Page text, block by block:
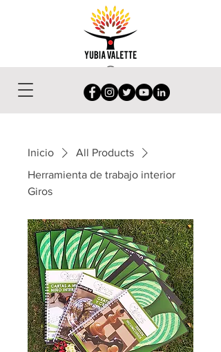
Inicio
All Products
Herramienta de trabajo interior
Giros